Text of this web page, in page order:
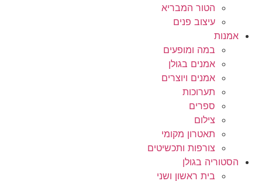
הטור המבריא
עיצוב פנים
אמנות
במה ומופעים
אמנים בגולן
אמנים ויוצרים
תערוכות
ספרים
צילום
תאטרון מקומי
צורפות ותכשיטים
הסטוריה בגולן
בית ראשון ושני